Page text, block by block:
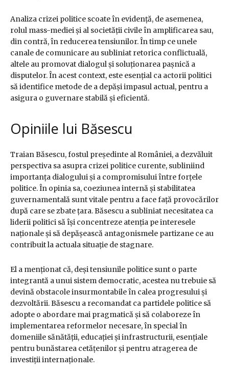
Analiza crizei politice scoate în evidență, de asemenea,
rolul mass-mediei și al societății civile în amplificarea sau,
din contră, în reducerea tensiunilor. În timp ce unele
canale de comunicare au subliniat retorica conflictuală,
altele au promovat dialogul și soluționarea pașnică a
disputelor. În acest context, este esențial ca actorii politici
să identifice metode de a depăși impasul actual, pentru a
asigura o guvernare stabilă și eficientă.
Opiniile lui Băsescu
Traian Băsescu, fostul președinte al României, a dezvăluit
perspectiva sa asupra crizei politice curente, subliniind
importanța dialogului și a compromisului între forțele
politice. În opinia sa, coeziunea internă și stabilitatea
guvernamentală sunt vitale pentru a face față provocărilor
după care se zbate țara. Băsescu a subliniat necesitatea ca
liderii politici să își concentreze atenția pe interesele
naționale și să depășească antagonismele partizane ce au
contribuit la actuala situație de stagnare.
El a menționat că, deși tensiunile politice sunt o parte
integrantă a unui sistem democratic, acestea nu trebuie să
devină obstacole insurmontabile în calea progresului și
dezvoltării. Băsescu a recomandat ca partidele politice să
adopte o abordare mai pragmatică și să colaboreze în
implementarea reformelor necesare, în special în
domeniile sănătății, educației și infrastructurii, esențiale
pentru bunăstarea cetățenilor și pentru atragerea de
investiții internaționale.